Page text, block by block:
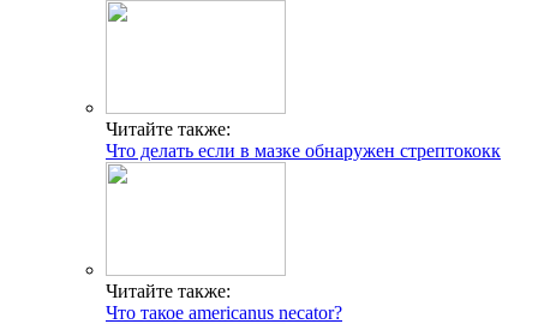
Читайте также:
Что делать если в мазке обнаружен стрептококк
Читайте также:
Что такое americanus necator?